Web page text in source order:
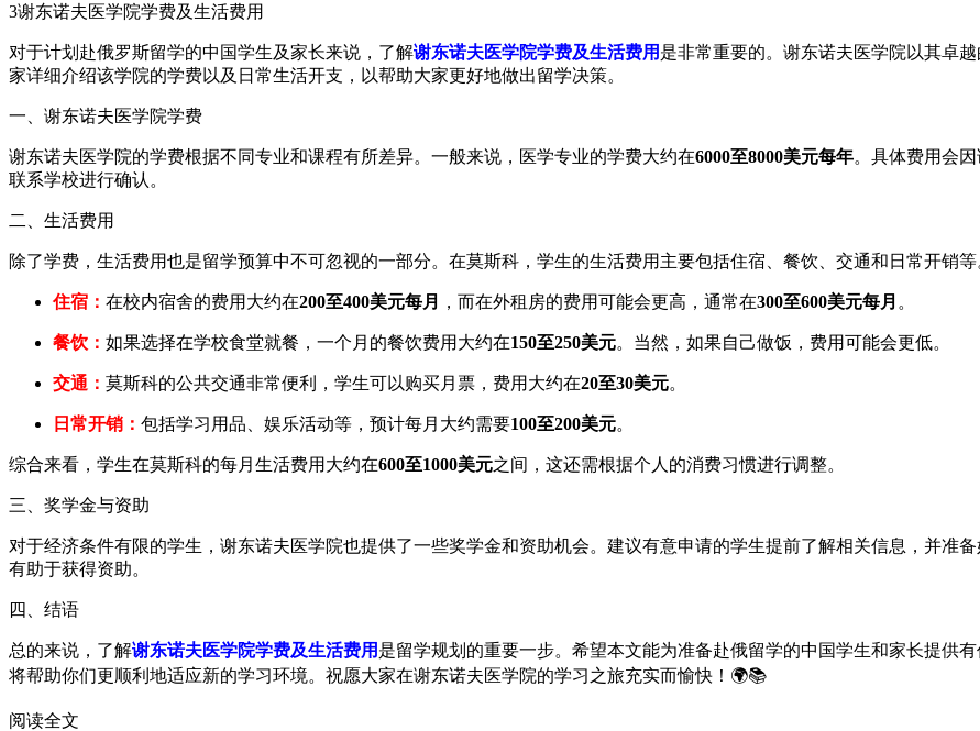
3谢东诺夫医学院学费及生活费用
对于计划赴俄罗斯留学的中国学生及家长来说，了解谢东诺夫医学院学费及生活费用 是非常重要的。谢东诺夫医学院以其卓
家详细介绍该学院的学费以及日常生活开支，以帮助大家更好地做出留学决策。
一、谢东诺夫医学院学费
谢东诺夫医学院的学费根据不同专业和课程有所差异。一般来说，医学专业的学费大约在6000至8000美元每年。具体费用会
联系学校进行确认。
二、生活费用
除了学费，生活费用也是留学预算中不可忽视的一部分。在莫斯科，学生的生活费用主要包括住宿、餐饮、交通和日常开销等
住宿： 在校内宿舍的费用大约在200至400美元每月 ，而在外租房的费用可能会更高，通常在300至600美元每月 。
餐饮： 如果选择在学校食堂就餐，一个月的餐饮费用大约在150至250美元。当然，如果自己做饭，费用可能会更低。
交通： 莫斯科的公共交通非常便利，学生可以购买月票，费用大约在20至30美元。
日常开销： 包括学习用品、娱乐活动等，预计每月大约需要100至200美元。
综合来看，学生在莫斯科的每月生活费用大约在600至1000美元之间，这还需根据个人的消费习惯进行调整。
三、奖学金与资助
对于经济条件有限的学生，谢东诺夫医学院也提供了一些奖学金和资助机会。建议有意申请的学生提前了解相关信息，并准
有助于获得资助。
四、结语
总的来说，了解谢东诺夫医学院学费及生活费用 是留学规划的重要一步。希望本文能为准备赴俄留学的中国学生和家长提供
将帮助你们更顺利地适应新的学习环境。祝愿大家在谢东诺夫医学院的学习之旅充实而愉快！🌍📚
阅读全文